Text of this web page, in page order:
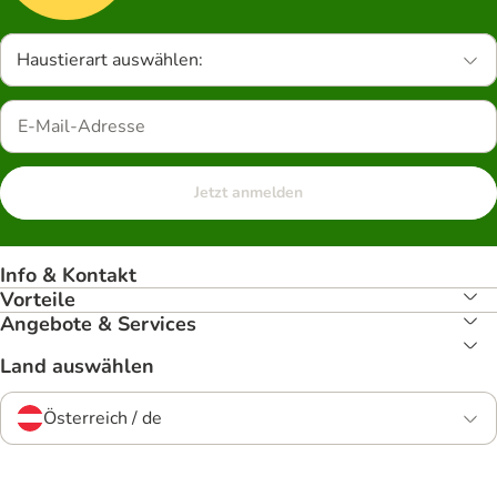
Haustierart auswählen:
Jetzt anmelden
Info & Kontakt
Vorteile
Angebote & Services
Land auswählen
Österreich / de